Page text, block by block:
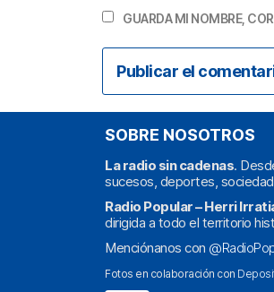
GUARDA MI NOMBRE,
SOBRE NOSOTROS
La radio sin cadenas.
sucesos, deportes,
Radio Popular – Herri
dirigida a todo el territorio
Menciónanos con
Fotos en colaboración con